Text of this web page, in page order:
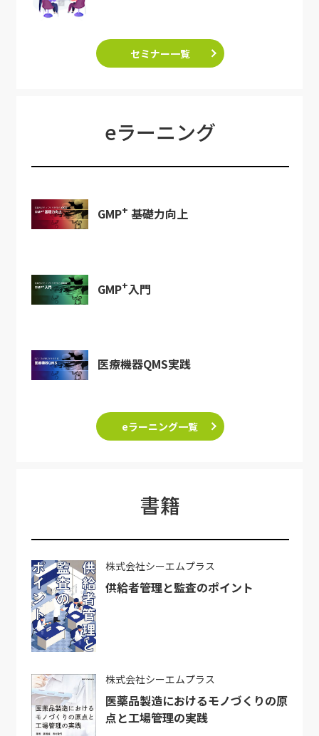
セミナー一覧
eラーニング
GMP+ 基礎力向上
GMP+入門
医療機器QMS実践
eラーニング一覧
書籍
株式会社シーエムプラス
供給者管理と監査のポイント
株式会社シーエムプラス
医薬品製造におけるモノづくりの原
点と工場管理の実践